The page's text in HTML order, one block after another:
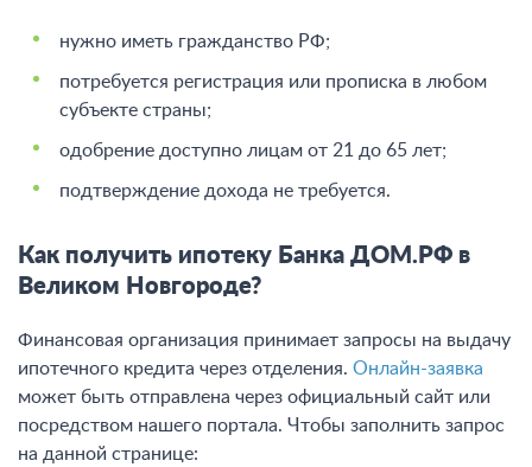
нужно иметь гражданство РФ;
потребуется регистрация или прописка в любом
субъекте страны;
одобрение доступно лицам от 21 до 65 лет;
подтверждение дохода не требуется.
Как получить ипотеку Банка ДОМ.РФ в
Великом Новгороде?
Финансовая организация принимает запросы на выдачу
ипотечного кредита через отделения. Онлайн-заявка
может быть отправлена через официальный сайт или
посредством нашего портала. Чтобы заполнить запрос
на данной странице: